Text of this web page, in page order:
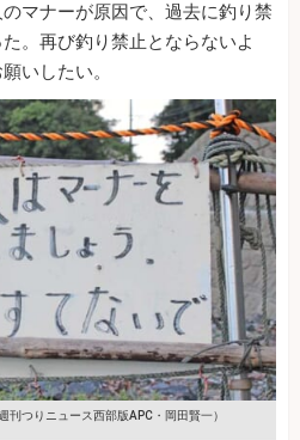
マナーが原因で、過去に釣り禁
。再び釣り禁止とならないよ
いしたい。
刊つりニュース西部版APC・岡田賢一）